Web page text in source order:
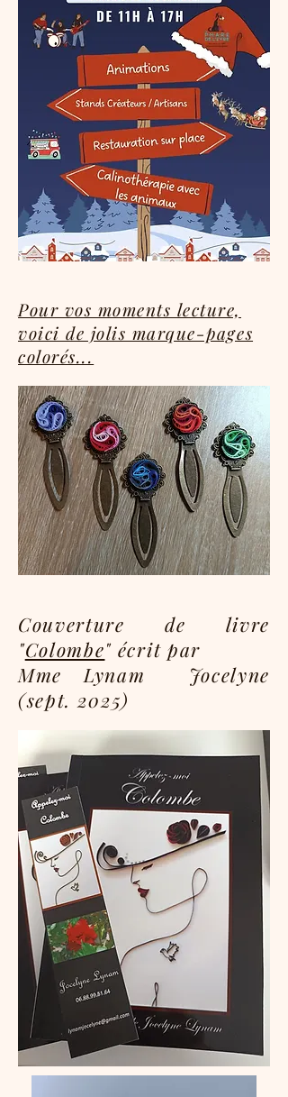
Pour vos moments lecture,
voici de jolis marque-pages
colorés...
Couverture de livre
"Colombe" écrit par
Mme Lynam Jocelyne
(sept. 2025)